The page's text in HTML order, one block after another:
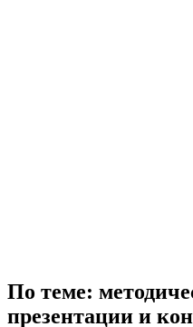
По теме:
презентации и